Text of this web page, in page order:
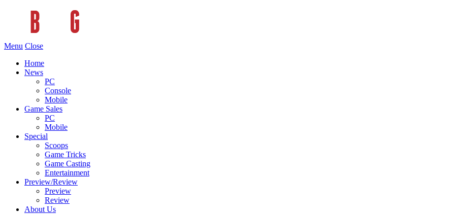
Menu Close
Home
News
PC
Console
Mobile
Game Sales
PC
Mobile
Special
Scoops
Game Tricks
Game Casting
Entertainment
Preview/Review
Preview
Review
About Us